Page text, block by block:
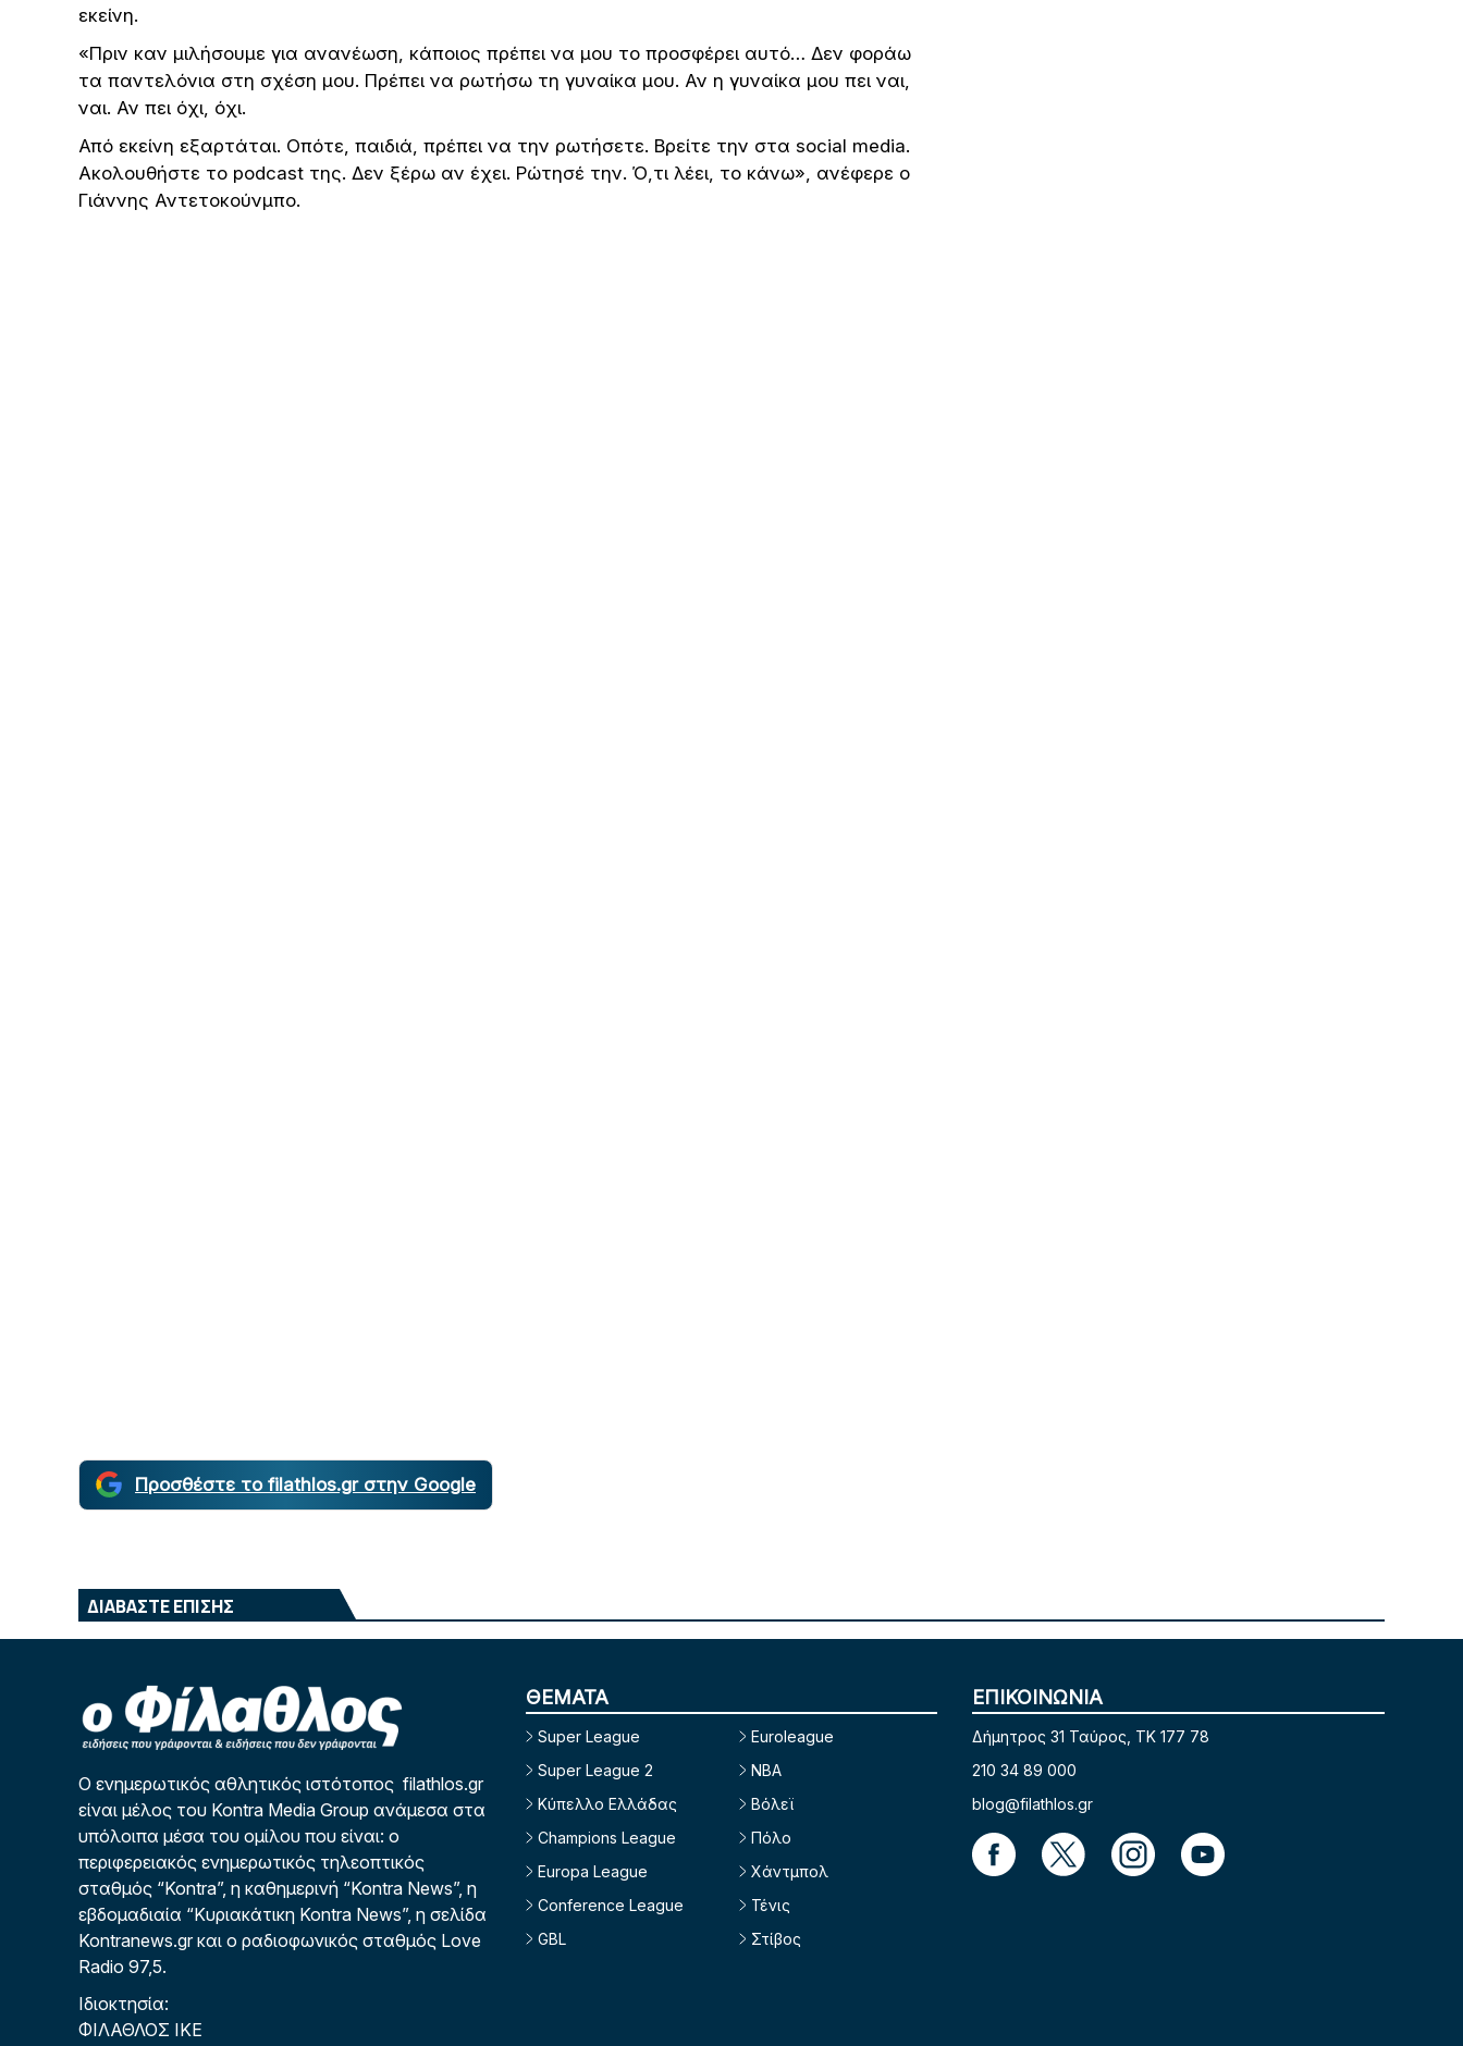
εκείνη.
«Πριν καν μιλήσουμε για ανανέωση, κάποιος πρέπει να μου το προσφέρει αυτό… Δεν φοράω
τα παντελόνια στη σχέση μου. Πρέπει να ρωτήσω τη γυναίκα μου. Αν η γυναίκα μου πει ναι,
ναι. Αν πει όχι, όχι.
Από εκείνη εξαρτάται. Οπότε, παιδιά, πρέπει να την ρωτήσετε. Βρείτε την στα social media.
Ακολουθήστε το podcast της. Δεν ξέρω αν έχει. Ρώτησέ την. Ό,τι λέει, το κάνω», ανέφερε ο
Γιάννης Αντετοκούνμπο.
Προσθέστε το filathlos.gr στην Google
ΔΙΑΒΑΣΤΕ ΕΠΙΣΗΣ
Ο ενημερωτικός αθλητικός ιστότοπος filathlos.gr
είναι μέλος του Kontra Media Group ανάμεσα στα
υπόλοιπα μέσα του ομίλου που είναι: ο
περιφερειακός ενημερωτικός τηλεοπτικός
σταθμός “Kontra”, η καθημερινή “Kontra News”, η
εβδομαδιαία “Κυριακάτικη Kontra News”, η σελίδα
Kontranews.gr και ο ραδιοφωνικός σταθμός Love
Radio 97,5.
Ιδιοκτησία:
ΦΙΛΑΘΛΟΣ ΙΚΕ
ΘΕΜΑΤΑ
Super League
Super League 2
Κύπελλο Ελλάδας
Champions League
Europa League
Conference League
GBL
Euroleague
NBA
Βόλεϊ
Πόλο
Χάντμπολ
Τένις
Στίβος
ΕΠΙΚΟΙΝΩΝΙΑ
Δήμητρος 31 Ταύρος, TK 177 78
210 34 89 000
blog@filathlos.gr